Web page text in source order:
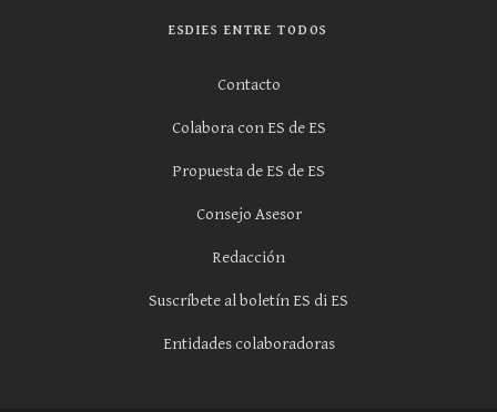
ESDIES ENTRE TODOS
Contacto
Colabora con ES de ES
Propuesta de ES de ES
Consejo Asesor
Redacción
Suscríbete al boletín ES di ES
Entidades colaboradoras